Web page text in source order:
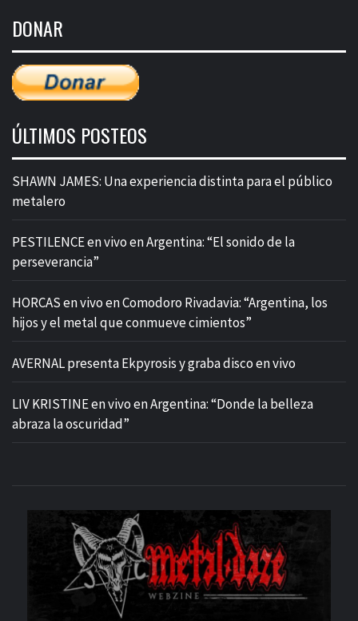
entradas
DONAR
ÚLTIMOS POSTEOS
SHAWN JAMES: Una experiencia distinta para el público
metalero
PESTILENCE en vivo en Argentina: “El sonido de la
perseverancia”
HORCAS en vivo en Comodoro Rivadavia: “Argentina, los
hijos y el metal que conmueve cimientos”
AVERNAL presenta Ekpyrosis y graba disco en vivo
LIV KRISTINE en vivo en Argentina: “Donde la belleza
abraza la oscuridad”